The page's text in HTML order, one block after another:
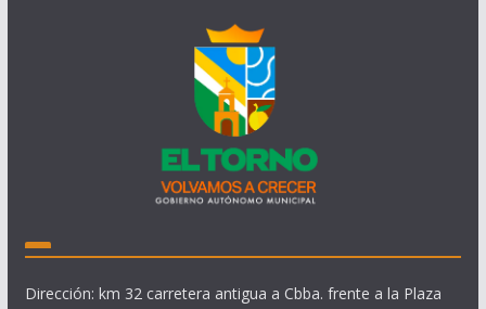
Dirección: km 32 carretera antigua a Cbba. frente a la Plaza